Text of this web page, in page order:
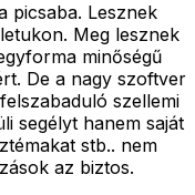
picsaba. Lesznek
Meg lesznek
minőségű
De a nagy szoftver
szellemi
segélyt hanem saját
stb.. nem
az biztos.